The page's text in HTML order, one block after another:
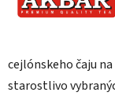
cejlónskeho čaju
starostlivo